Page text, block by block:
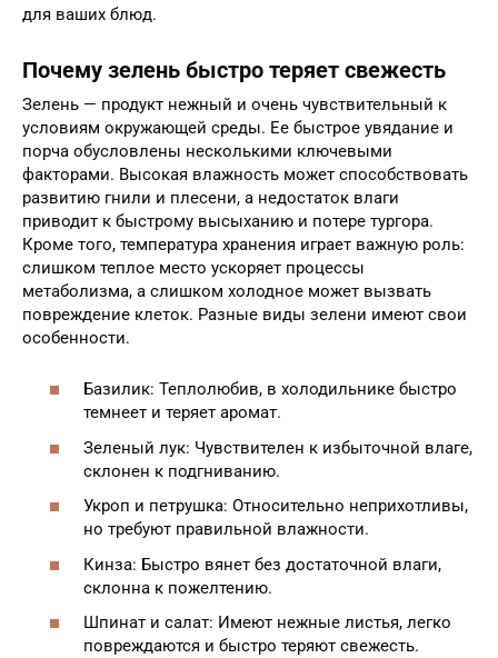
для ваших блюд.
Почему зелень быстро теряет свежесть
Зелень — продукт нежный и очень чувствительный к
условиям окружающей среды. Ее быстрое увядание и
порча обусловлены несколькими ключевыми
факторами. Высокая влажность может способствовать
развитию гнили и плесени, а недостаток влаги
приводит к быстрому высыханию и потере тургора.
Кроме того, температура хранения играет важную роль:
слишком теплое место ускоряет процессы
метаболизма, а слишком холодное может вызвать
повреждение клеток. Разные виды зелени имеют свои
особенности.
Базилик: Теплолюбив, в холодильнике быстро
темнеет и теряет аромат.
Зеленый лук: Чувствителен к избыточной влаге,
склонен к подгниванию.
Укроп и петрушка: Относительно неприхотливы,
но требуют правильной влажности.
Кинза: Быстро вянет без достаточной влаги,
склонна к пожелтению.
Шпинат и салат: Имеют нежные листья, легко
повреждаются и быстро теряют свежесть.